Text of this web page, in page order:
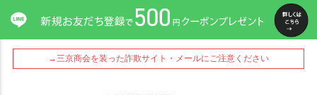
→三京商会を装った詐欺サイト・メールにご注意ください
ペー
ジト
ップ
へ